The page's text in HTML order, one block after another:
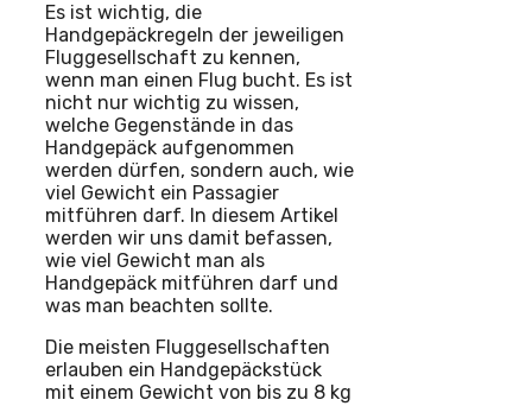
Es ist wichtig, die
Handgepäckregeln der jeweiligen
Fluggesellschaft zu kennen,
wenn man einen Flug bucht. Es ist
nicht nur wichtig zu wissen,
welche Gegenstände in das
Handgepäck aufgenommen
werden dürfen, sondern auch, wie
viel Gewicht ein Passagier
mitführen darf. In diesem Artikel
werden wir uns damit befassen,
wie viel Gewicht man als
Handgepäck mitführen darf und
was man beachten sollte.
Die meisten Fluggesellschaften
erlauben ein Handgepäckstück
mit einem Gewicht von bis zu 8 kg